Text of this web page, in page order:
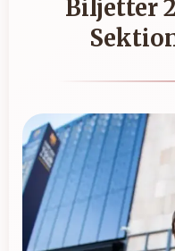
Biljetter